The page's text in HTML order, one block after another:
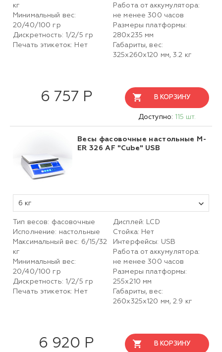
кг
Минимальный вес:
20/40/100 гр
Дискретность: 1/2/5 гр
Печать этикеток: Нет
Работа от аккумулятора:
не менее 300 часов
Размеры платформы:
280х235 мм
Габариты, вес:
325х260х120 мм, 3.2 кг
6 757 Р В КОРЗИНУ
Доступно: 115 шт.
Весы фасовочные настольные M-
ER 326 AF "Cube" USB
6 кг
Тип весов: фасовочные
Исполнение: настольные
Максимальный вес: 6/15/32
кг
Минимальный вес:
20/40/100 гр
Дискретность: 1/2/5 гр
Печать этикеток: Нет
Дисплей: LCD
Стойка: Нет
Интерфейсы: USB
Работа от аккумулятора:
не менее 300 часов
Размеры платформы:
255х210 мм
Габариты, вес:
260х325х120 мм, 2.9 кг
6 920 Р В КОРЗИНУ